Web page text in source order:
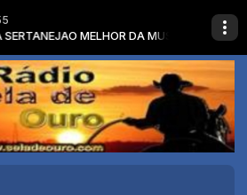
O MELHOR DA MUSICA
Brenno & Matheus, DJ Ari SL - Descer